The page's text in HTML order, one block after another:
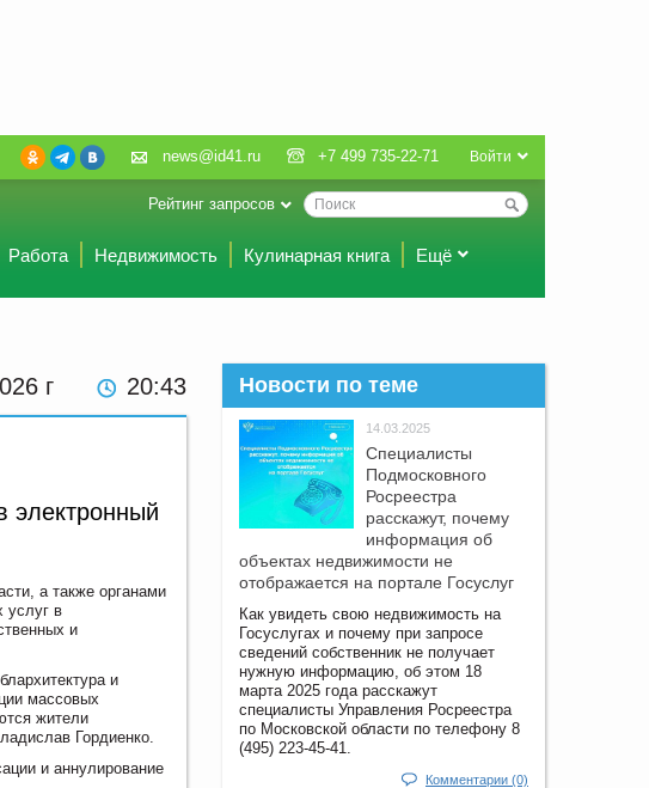
Войти
news@id41.ru +7 499 735-22-71
Рейтинг запросов
Работа Недвижимость Кулинарная книга Ещё
г 20 43
электронный
а также органами
услуг в
и
и
массовых
жители
Гордиенко.
и аннулирование
Новости по теме
14.03.2025
Специалисты
Подмосковного
Росреестра
расскажут, почему
информация об
объектах недвижимости не
отображается на портале Госуслуг
Как увидеть свою недвижимость на
Госуслугах и почему при запросе
сведений собственник не получает
нужную информацию, об этом 18
марта 2025 года расскажут
специалисты Управления Росреестра
по Московской области по телефону 8
(495) 223-45-41.
Комментарии (0)